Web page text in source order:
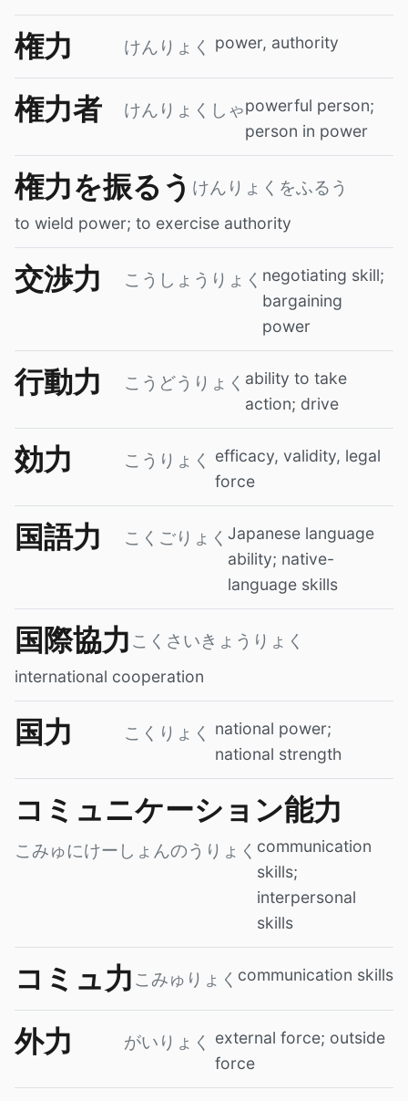
権力 けんりょく power, authority
権力者 けんりょくしゃpowerful person;
person in power
権力を振るう けんりょくをふるう
to wield power; to exercise authority
交渉力 こうしょうりょく negotiating skill;
bargaining
power
行動力 こうどうりょく ability to take
action; drive
効力 こうりょく
efficacy, validity, legal
force
国語力 こくごりょく Japanese language
ability; native-
language skills
国際協力 こくさいきょうりょく
international cooperation
国力 こくりょく
national power;
national strength
コミュニケーション能力
こみゅにけーしょんのうりょく communication
skills;
interpersonal
skills
コミュ力 こみゅりょく communication skills
外力 がいりょく
external force; outside
force